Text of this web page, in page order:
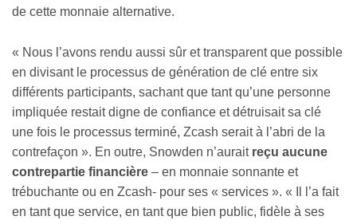
de cette monnaie alternative.
« Nous l’avons rendu aussi sûr et transparent que possible
en divisant le processus de génération de clé entre six
différents participants, sachant que tant qu’une personne
impliquée restait digne de confiance et détruisait sa clé
une fois le processus terminé, Zcash serait à l’abri de la
contrefaçon ». En outre, Snowden n’auraitreçu aucune
contrepartie financière – en monnaie sonnante et
trébuchante ou en Zcash- pour ses « services ». « Il l’a fait
en tant que service, en tant que bien public, fidèle à ses